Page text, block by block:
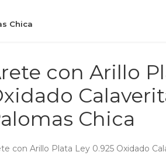
Chica
con Arillo
Chica
con Arillo Plata Ley 0.925 Oxidado